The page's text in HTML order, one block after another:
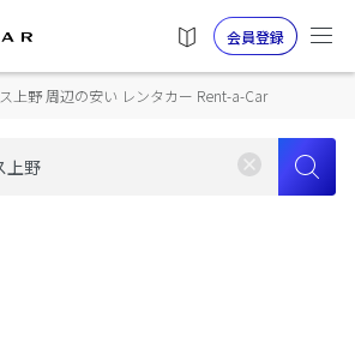
会員登録
上野 周辺の安い レンタカー Rent-a-Car